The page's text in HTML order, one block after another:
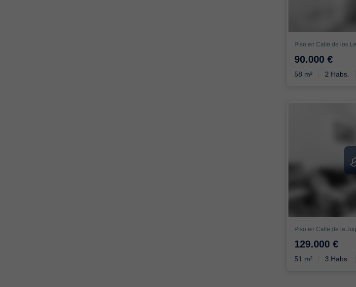
Piso en Calle de los
90.000 €
58 m² 2 Habs.
Piso en Calle de la
129.000 €
51 m² 3 Habs.